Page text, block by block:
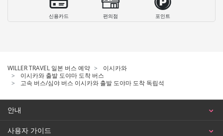
신용카드 편의점 포인트
WILLER TRAVEL 일본 버스 예약
이시카와
이시카와 출발 도야마 도착 버스
고속 버스/심야 버스 이시카와 출발 도야마 도착 독립석
안내
사용자 가이드